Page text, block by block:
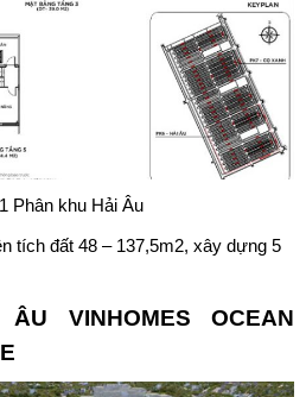
Phân khu Hải Âu
tích đất 48 – 137,5m2, xây dựng 5
ÂU VINHOMES OCEAN